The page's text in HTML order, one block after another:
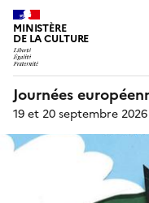
MINISTÈRE
DE LA CULTURE
Journées
19 et 20 septembre 2026